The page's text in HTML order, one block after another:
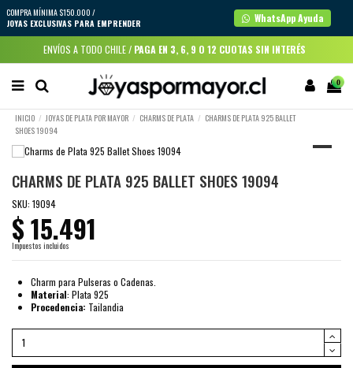
COMPRA MÍNIMA $150.000 /
JOYAS EXCLUSIVAS PARA EMPRENDER
WhatsApp Ayuda
ENVÍOS A TODO CHILE / PAGA EN 3, 6, 9 O 12 CUOTAS SIN INTERÉS
0
INICIO JOYAS DE PLATA POR MAYOR CHARMS DE PLATA
CHARMS DE PLATA 925 BALLET
SHOES 19094
CHARMS DE PLATA 925 BALLET SHOES 19094
SKU: 19094
$ 15.491
Impuestos incluidos
Charm para Pulseras o Cadenas.
Material: Plata 925
Procedencia: Tailandia